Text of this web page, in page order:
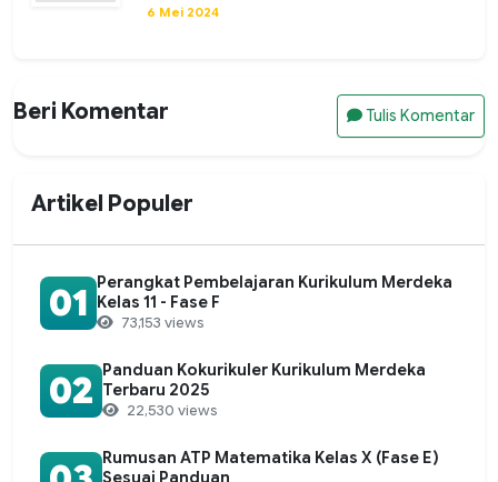
6 Mei 2024
Beri Komentar Tulis Komentar
Artikel Populer
01 Perangkat Pembelajaran Kurikulum Merdeka
Kelas 11 - Fase F
73,153 views
02 Panduan Kokurikuler Kurikulum Merdeka
Terbaru 2025
22,530 views
Rumusan ATP Matematika Kelas X (Fase E)
Sesuai Panduan